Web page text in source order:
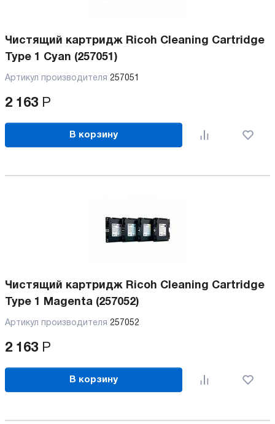
Чистящий картридж Ricoh Cleaning Cartridge
Type 1 Cyan (257051)
Артикул производителя 257051
2 163 Р
В корзину
Чистящий картридж Ricoh Cleaning Cartridge
Type 1 Magenta (257052)
Артикул производителя 257052
2 163 Р
В корзину